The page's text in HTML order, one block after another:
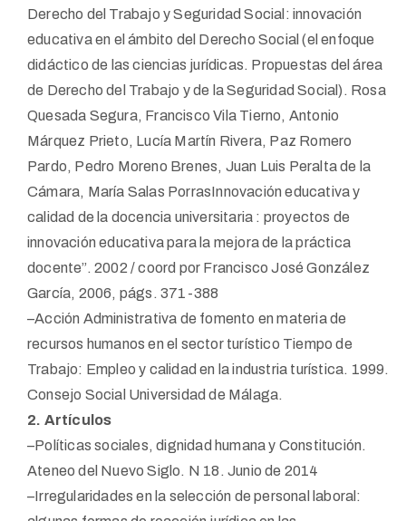
Derecho del Trabajo y Seguridad Social: innovación
educativa en el ámbito del Derecho Social (el enfoque
didáctico de las ciencias jurídicas. Propuestas del área
de Derecho del Trabajo y de la Seguridad Social). Rosa
Quesada Segura, Francisco Vila Tierno, Antonio
Márquez Prieto, Lucía Martín Rivera, Paz Romero
Pardo, Pedro Moreno Brenes, Juan Luis Peralta de la
Cámara, María Salas PorrasInnovación educativa y
calidad de la docencia universitaria : proyectos de
innovación educativa para la mejora de la práctica
docente”. 2002 / coord por Francisco José González
García, 2006, págs. 371-388
–Acción Administrativa de fomento en materia de
recursos humanos en el sector turístico Tiempo de
Trabajo: Empleo y calidad en la industria turística. 1999.
Consejo Social Universidad de Málaga.
2. Artículos
–Políticas sociales, dignidad humana y Constitución.
Ateneo del Nuevo Siglo. N 18. Junio de 2014
–Irregularidades en la selección de personal laboral: